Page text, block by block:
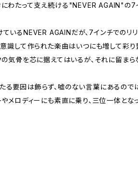
にわたって支え続ける"NEVER AGAIN"の7
いるNEVER AGAINだが、7インチでのリ
意識して作られた楽曲はいつにも増して彩
の気骨を芯に据えてはいるが、それに留ま
る要因は飾らず、嘘のない言葉にあるので
メロディーにも素直に乗り、三位一体とな